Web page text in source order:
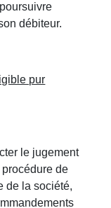
débiteur.
pur
le jugement
de
de la société,